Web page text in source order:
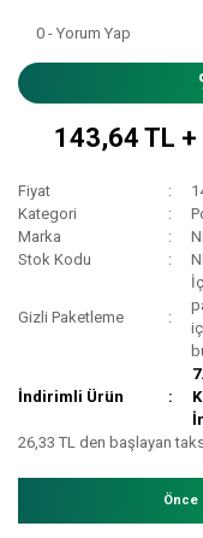
0 - Yorum Yap
143,64 TL +
Fiyat
Kategori
Marka
Stok Kodu
Gizli Paketleme
İndirimli Ürün
26,33 TL den başlayan
Önce